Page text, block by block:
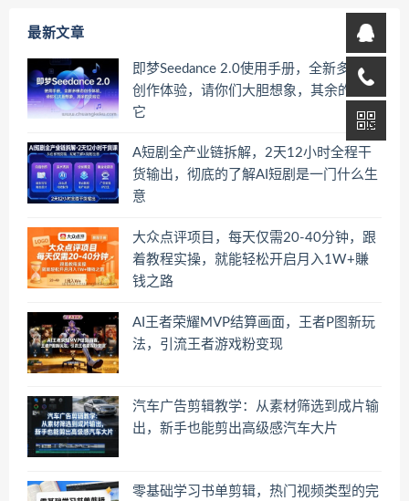
最新文章
即梦Seedance 2.0使用手册，全新多模态
创作体验，请你们大胆想象，其余的交给
它
A短剧全产业链拆解，2天12小时全程干
货输出，彻底的了解AI短剧是一门什么生
意
大众点评项目，每天仅需20-40分钟，跟
着教程实操，就能轻松开启月入1W+賺
钱之路
AI王者荣耀MVP结算画面，王者P图新玩
法，引流王者游戏粉变现
汽车广告剪辑教学：从素材筛选到成片输
出，新手也能剪出高级感汽车大片
零基础学习书单剪辑，热门视频类型的完